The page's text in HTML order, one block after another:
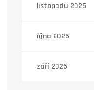
listopadu 2025
října 2025
září 2025